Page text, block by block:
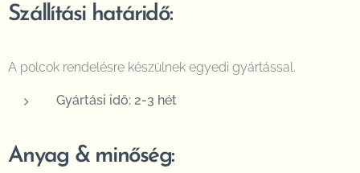
Szállítási határidő:
A polcok rendelésre készülnek egyedi gyártással.
Gyártási idő: 2-3 hét
Anyag & minőség: